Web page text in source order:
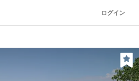
ログイン